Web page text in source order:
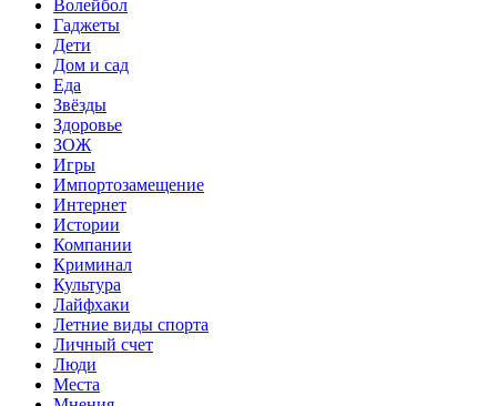
Волейбол
Гаджеты
Дети
Дом и сад
Еда
Звёзды
Здоровье
ЗОЖ
Игры
Импортозамещение
Интернет
Истории
Компании
Криминал
Культура
Лайфхаки
Летние виды спорта
Личный счет
Люди
Места